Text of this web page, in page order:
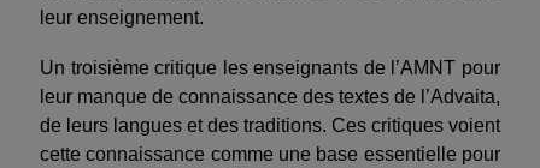
leur enseignement.
Un troisième critique les enseignants de l’AMNT pour
leur manque de connaissance des textes de l’Advaita,
de leurs langues et des traditions. Ces critiques voient
cette connaissance comme une base essentielle pour